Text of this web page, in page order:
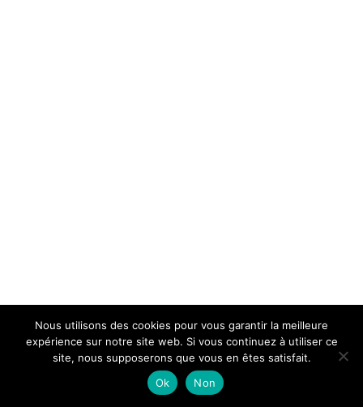
Nous utilisons des cookies pour vous garantir la meilleure
expérience sur notre site web. Si vous continuez à utiliser ce
site, nous supposerons que vous en êtes satisfait.
Ok
Non